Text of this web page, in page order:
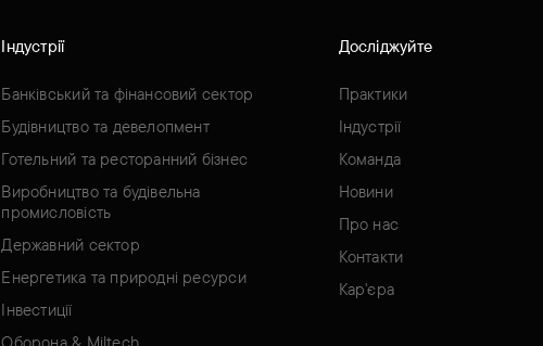
Індустрії
Банківський та фінансовий сектор
Будівництво та девелопмент
Готельний та ресторанний бізнес
Виробництво та будівельна
промисловість
Державний сектор
Енергетика та природні ресурси
Інвестиції
Досліджуйте
Практики
Індустрії
Команда
Новини
Про нас
Контакти
Кар'єра